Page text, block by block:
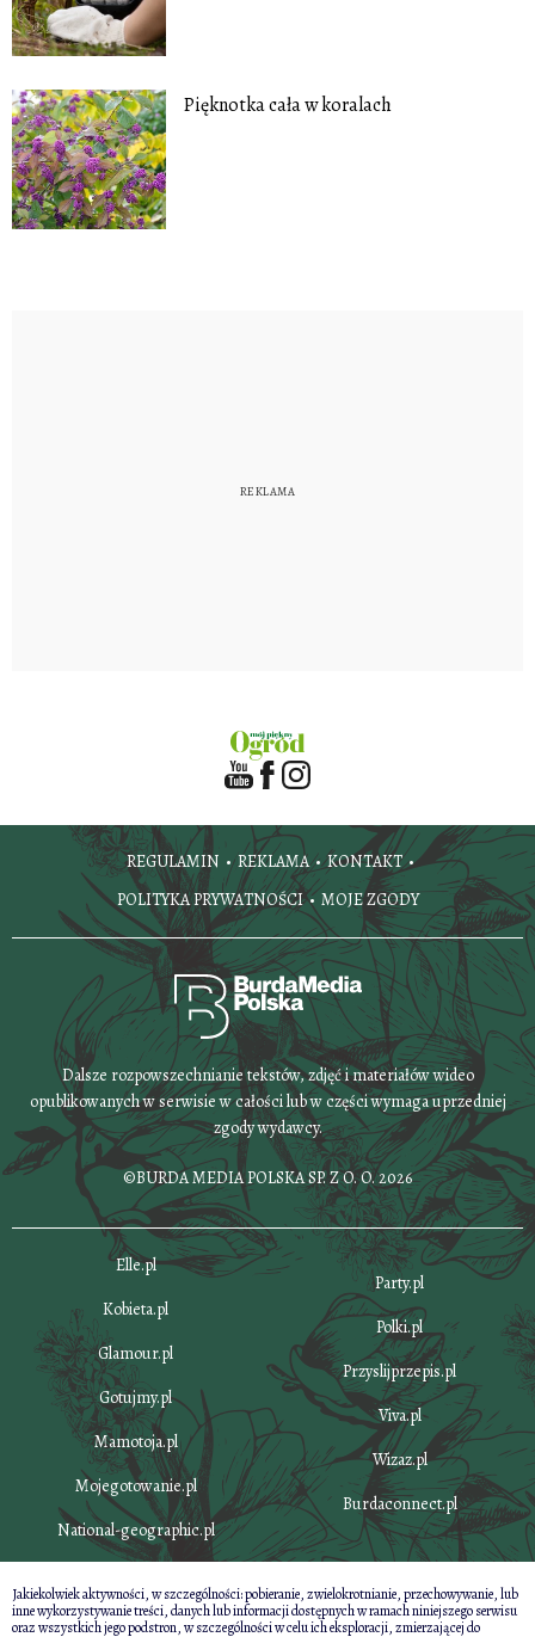
Pięknotka cała w koralach
REGULAMIN REKLAMA
KONTAKT
POLITYKA PRYWATNOŚCI
MOJE ZGODY
Dalsze rozpowszechnianie tekstów, zdjęć i materiałów wideo
opublikowanych w serwisie w całości lub w części wymaga uprzedniej
zgody wydawcy.
©BURDA MEDIA POLSKA SP. Z O. O. 2026
Elle.pl
Kobieta.pl
Glamour.pl
Gotujmy.pl
Mamotoja.pl
Mojegotowanie.pl
National-geographic.pl
Party.pl
Polki.pl
Przyslijprzepis.pl
Viva.pl
Wizaz.pl
Burdaconnect.pl
Jakiekolwiek aktywności, w szczególności: pobieranie, zwielokrotnianie, przechowywanie, lub
inne wykorzystywanie treści, danych lub informacji dostępnych w ramach niniejszego serwisu
oraz wszystkich jego podstron, w szczególności w celu ich eksploracji, zmierzającej do